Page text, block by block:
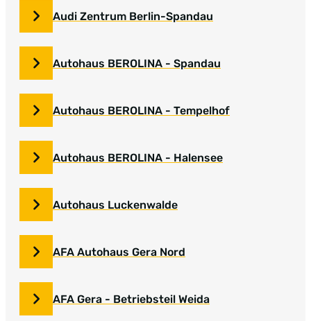
Audi Zentrum Berlin-Spandau
Autohaus BEROLINA - Spandau
Autohaus BEROLINA - Tempelhof
Autohaus BEROLINA - Halensee
Autohaus Luckenwalde
AFA Autohaus Gera Nord
AFA Gera - Betriebsteil Weida